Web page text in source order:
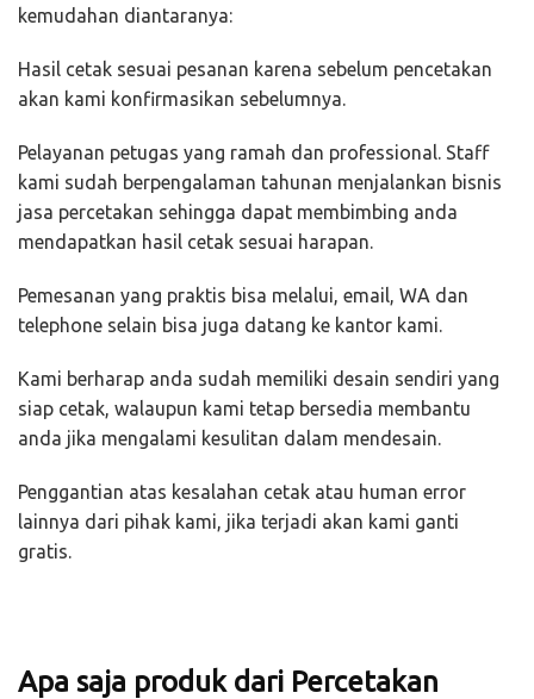
kemudahan diantaranya:
Hasil cetak sesuai pesanan karena sebelum pencetakan
akan kami konfirmasikan sebelumnya.
Pelayanan petugas yang ramah dan professional. Staff
kami sudah berpengalaman tahunan menjalankan bisnis
jasa percetakan sehingga dapat membimbing anda
mendapatkan hasil cetak sesuai harapan.
Pemesanan yang praktis bisa melalui, email, WA dan
telephone selain bisa juga datang ke kantor kami.
Kami berharap anda sudah memiliki desain sendiri yang
siap cetak, walaupun kami tetap bersedia membantu
anda jika mengalami kesulitan dalam mendesain.
Penggantian atas kesalahan cetak atau human error
lainnya dari pihak kami, jika terjadi akan kami ganti
gratis.
Apa saja produk dari Percetakan